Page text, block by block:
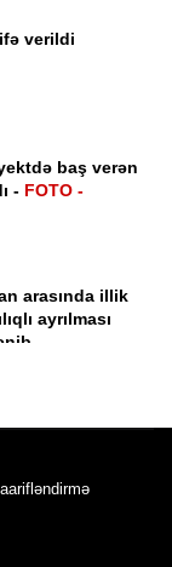
verildi
baş verən
- FOTO -
arasında illik
ayrılması
yeni səfiri